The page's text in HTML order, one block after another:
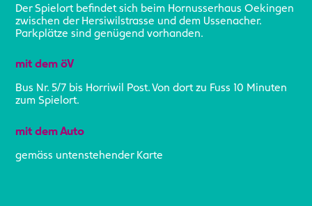
Der Spielort befindet sich beim Hornusserhaus Oekingen
zwischen der Hersiwilstrasse und dem Ussenacher.
Parkplätze sind genügend vorhanden.
mit dem öV
Bus Nr. 5/7 bis Horriwil Post. Von dort zu Fuss 10 Minuten
zum Spielort.
mit dem Auto
gemäss untenstehender Karte